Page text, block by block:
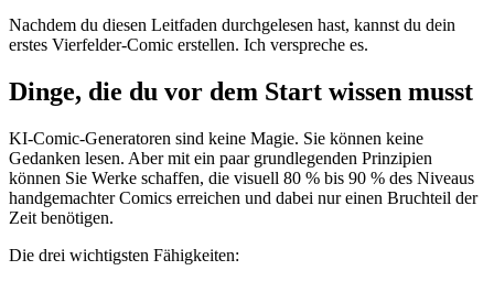
Nachdem du diesen Leitfaden durchgelesen hast, kannst du dein
erstes Vierfelder-Comic erstellen. Ich verspreche es.
Dinge, die du vor dem Start wissen musst
KI-Comic-Generatoren sind keine Magie. Sie können keine
Gedanken lesen. Aber mit ein paar grundlegenden Prinzipien
können Sie Werke schaffen, die visuell 80 % bis 90 % des Niveaus
handgemachter Comics erreichen und dabei nur einen Bruchteil der
Zeit benötigen.
Die drei wichtigsten Fähigkeiten: